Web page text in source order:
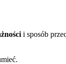
i sposób